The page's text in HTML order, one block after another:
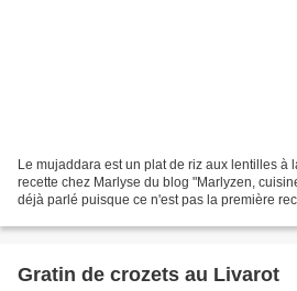
Le mujaddara est un plat de riz aux lentilles à
recette chez Marlyse du blog "Marlyzen,
déjà parlé puisque ce n'est pas la première
Gratin de crozets au Livarot